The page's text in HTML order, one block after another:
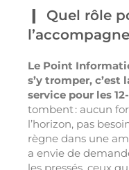
Quel rôle
Le Point
s’y tromper,
service pour les
tombent : aucun
l’horizon, pas
règne dans une
a envie de